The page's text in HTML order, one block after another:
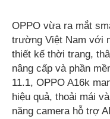
OPPO vừa ra mắt
trường Việt Nam với
thiết kế thời trang,
nâng cấp và phần
11.1, OPPO A16k
hiệu quả, thoải mái
năng camera hỗ trợ